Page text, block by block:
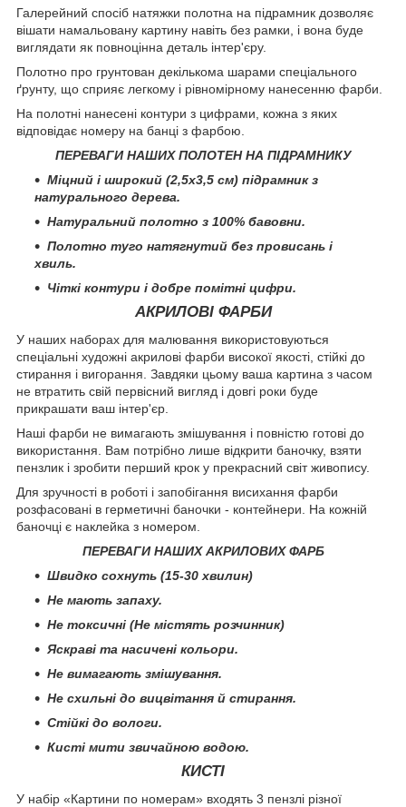
Галерейний спосіб натяжки полотна на підрамник дозволяє
вішати намальовану картину навіть без рамки, і вона буде
виглядати як повноцінна деталь інтер'єру.
Полотно про грунтован декількома шарами спеціального
ґрунту, що сприяє легкому і рівномірному нанесенню фарби.
На полотні нанесені контури з цифрами, кожна з яких
відповідає номеру на банці з фарбою.
ПЕРЕВАГИ НАШИХ ПОЛОТЕН НА ПІДРАМНИКУ
Міцний і широкий (2,5х3,5 см) підрамник з
натурального дерева.
Натуральний полотно з 100% бавовни.
Полотно туго натягнутий без провисань і
хвиль.
Чіткі контури і добре помітні цифри.
АКРИЛОВІ ФАРБИ
У наших наборах для малювання використовуються
спеціальні художні акрилові фарби високої якості, стійкі до
стирання і вигорання. Завдяки цьому ваша картина з часом
не втратить свій первісний вигляд і довгі роки буде
прикрашати ваш інтер'єр.
Наші фарби не вимагають змішування і повністю готові до
використання. Вам потрібно лише відкрити баночку, взяти
пензлик і зробити перший крок у прекрасний світ живопису.
Для зручності в роботі і запобігання висихання фарби
розфасовані в герметичні баночки - контейнери. На кожній
баночці є наклейка з номером.
ПЕРЕВАГИ НАШИХ АКРИЛОВИХ ФАРБ
Швидко сохнуть (15-30 хвилин)
Не мають запаху.
Не токсичні (Не містять розчинник)
Яскраві та насичені кольори.
Не вимагають змішування.
Не схильні до вицвітання й стирання.
Стійкі до вологи.
Кисті мити звичайною водою.
КИСТІ
У набір «Картини по номерам» входять 3 пензлі різної